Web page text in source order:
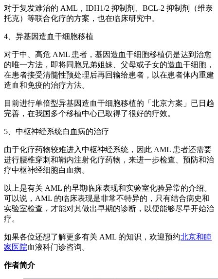
对于复发难治的 AML，IDH1/2 抑制剂、BCL-2 抑制剂（维奈
托克）等联合化疗的方案，也在临床研究中。
4、异基因造血干细胞移植
对于中、高危 AML 患者，基因造血干细胞移植仍是达到治愈
的唯一方法，即将同胞兄弟姐妹、父母或子女的造血干细胞，
在患者接受清髓性预处理后再回输给患者，以在患者体内重建
造血和免疫的治疗方法。
目前进行单倍型异基因造血干细胞移植的「北京方案」已日趋
完善，在我国多个移植中心已取得了很好的疗效。
5、中枢神经系统白血病的治疗
由于化疗药物较难进入中枢神经系统，因此 AML 患者还需要
进行腰椎穿刺和鞘内注射化疗药物，来进一步检查、预防和治
疗中枢神经细胞白血病。
以上是有关 AML 的早期临床表现和实验室化验异常的介绍。
可以说，AML 的临床表现是非常不特异的，只有结合病史和
实验室检查，才能对其做出早期的诊断，以便能够尽早开始治
疗。
如果各位还想了解更多有关 AML 的知识，欢迎预约北京和睦
家医院血液科门诊咨询。
作者简介